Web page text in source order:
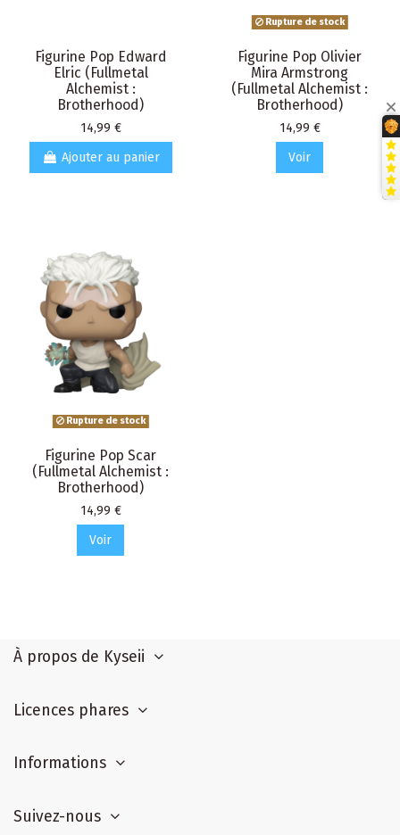
Figurine Pop Edward
Elric (Fullmetal
Alchemist :
Brotherhood)
Prix
14,99 €
Ajouter au panier
Rupture de stock
Figurine Pop Olivier
Mira Armstrong
(Fullmetal Alchemist :
Brotherhood)
Prix
14,99 €
Voir
Rupture de stock
Figurine Pop Scar
(Fullmetal Alchemist :
Brotherhood)
Prix
14,99 €
Voir
À propos de Kyseii
Licences phares
Informations
Suivez-nous